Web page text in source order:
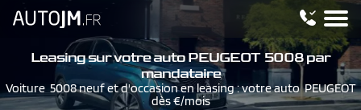
Leasing sur votre auto PEUGEOT 5008 par
mandataire
Voiture 5008 neuf et d'occasion en leasing : votre auto PEUGEOT
dès €/mois